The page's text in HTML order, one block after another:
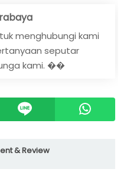
menghubungi kami
seputar
kami. ��
& Review